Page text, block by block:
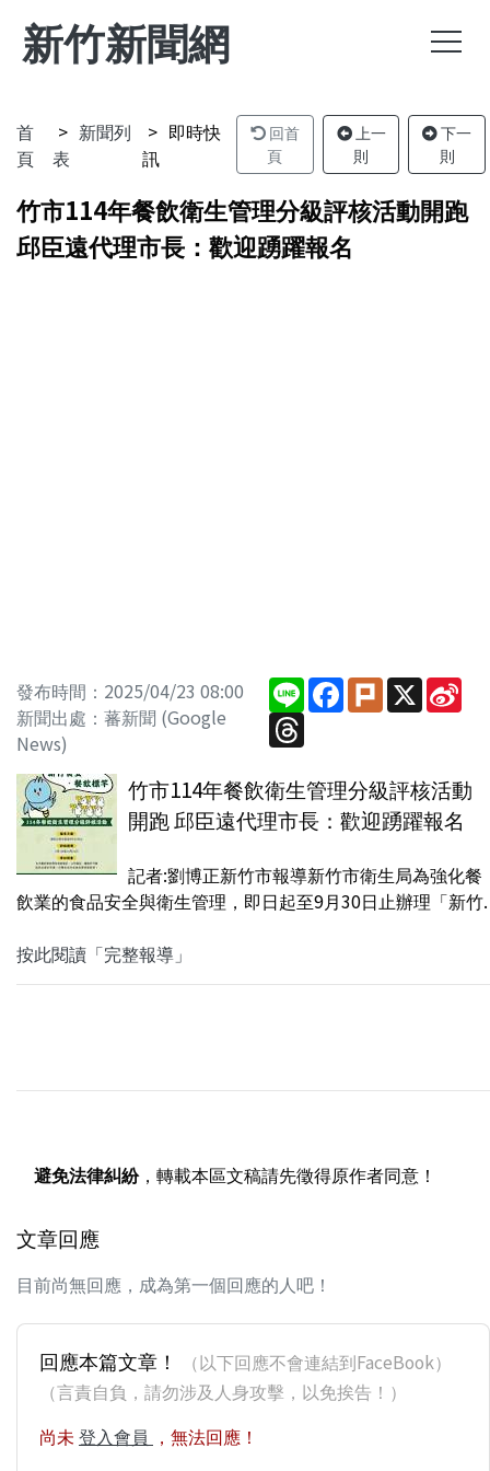
新竹新聞網
首
頁
新聞列
表
即時快
訊
回首
頁
上一
則
下一
則
竹市114年餐飲衛生管理分級評核活動開跑
邱臣遠代理市長：歡迎踴躍報名
發布時間：2025/04/23 08:00
新聞出處：蕃新聞 (Google
News)
Line Facebook
PlurkX
Threads
竹市114年餐飲衛生管理分級評核活動
開跑 邱臣遠代理市長：歡迎踴躍報名
記者:劉博正新竹市報導新竹市衛生局為強化餐
飲業的食品安全與衛生管理，即日起至9月30日止辦理「新竹.
按此閱讀「完整報導」
避免法律糾紛，轉載本區文稿請先徵得原作者同意！
文章回應
目前尚無回應，成為第一個回應的人吧！
回應本篇文章！
（以下回應不會連結到FaceBook）
（言責自負，請勿涉及人身攻擊，以免挨告！）
尚未 登入會員 ，無法回應！